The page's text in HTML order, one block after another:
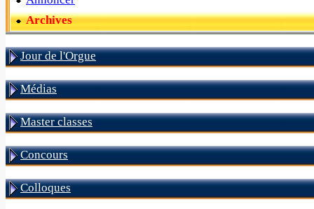
Archives
Jour de l'Orgue
Médias
Master classes
Concours
Colloques